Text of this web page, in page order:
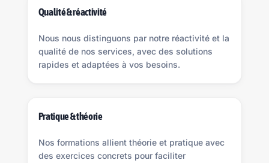
Qualité & réactivité
Nous nous distinguons par notre réactivité et la
qualité de nos services, avec des solutions
rapides et adaptées à vos besoins.
Pratique & théorie
Nos formations allient théorie et pratique avec
des exercices concrets pour faciliter